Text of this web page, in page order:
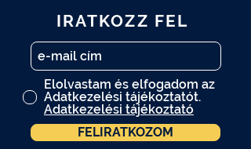
IRATKOZZ FEL
Elolvastam és elfogadom az
Adatkezelési tájékoztatót.
Adatkezelési tájékoztató
FELIRATKOZOM